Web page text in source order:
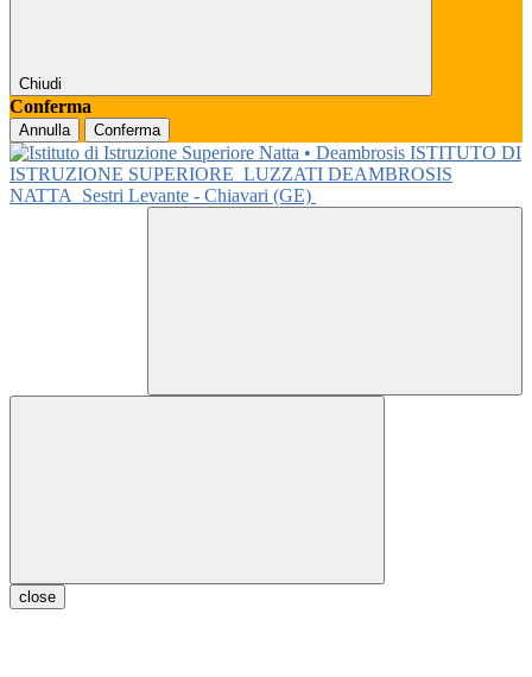
Chiudi
Conferma
Annulla Conferma
ISTITUTO DI
ISTRUZIONE SUPERIORE LUZZATI DEAMBROSIS
NATTA
Sestri Levante - Chiavari (GE)
close